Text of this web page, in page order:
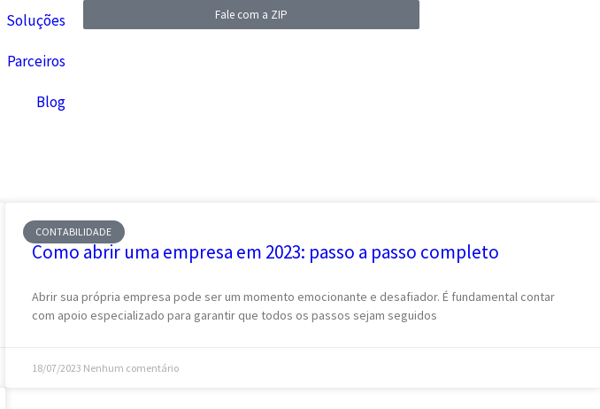
Soluções
Parceiros
Blog
Fale com a ZIP
CONTABILIDADE
Como abrir uma empresa em 2023: passo a passo completo
Abrir sua própria empresa pode ser um momento emocionante e desafiador. É fundamental contar
com apoio especializado para garantir que todos os passos sejam seguidos
18/07/2023 Nenhum comentário